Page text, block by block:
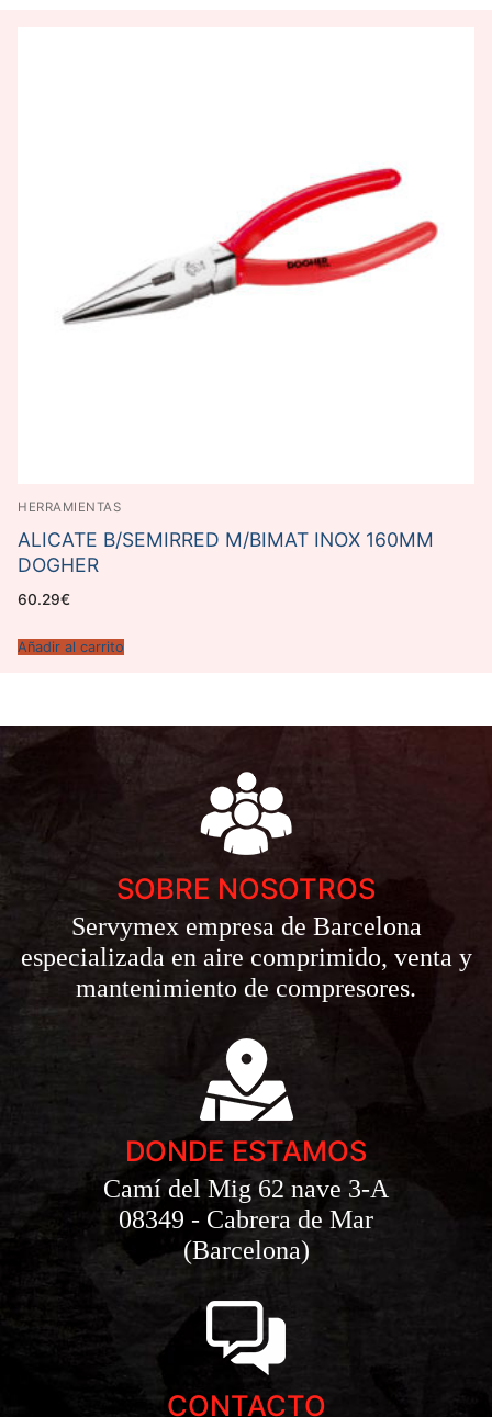
HERRAMIENTAS
ALICATE B/SEMIRRED M/BIMAT INOX 160MM
DOGHER
60.29€
Añadir al carrito
SOBRE NOSOTROS
Servymex empresa de Barcelona
especializada en aire comprimido, venta y
mantenimiento de compresores.
DONDE ESTAMOS
Camí del Mig 62 nave 3-A
08349 - Cabrera de Mar
(Barcelona)
CONTACTO